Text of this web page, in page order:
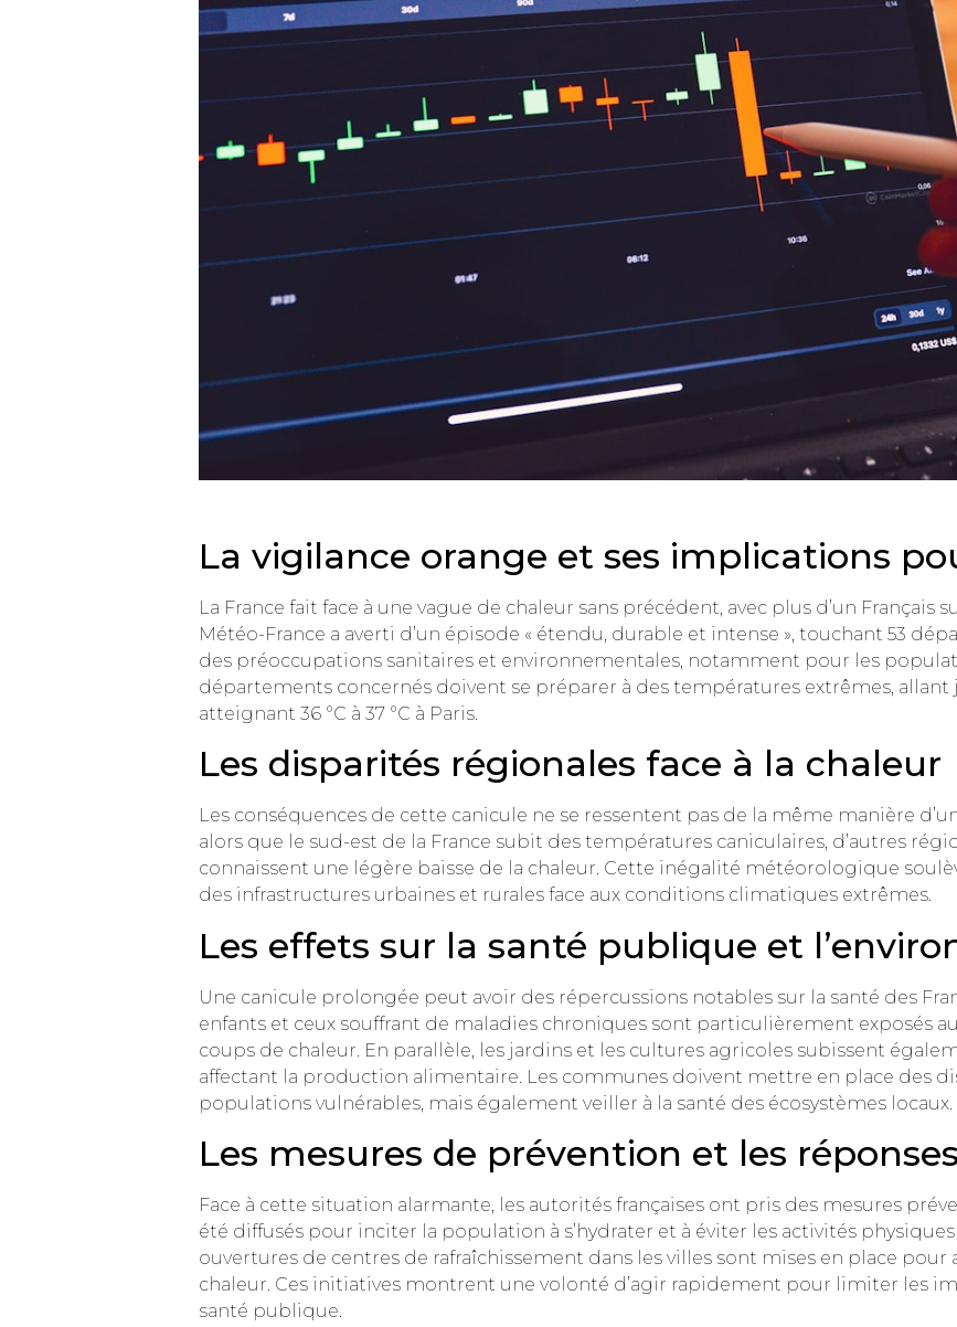
La vigilance orange et ses implications
La France fait face à une vague de chaleur sans précédent, avec plus d’un Français
Météo-France a averti d’un épisode « étendu, durable et intense », touchant 53
des préoccupations sanitaires et environnementales, notamment pour les
départements concernés doivent se préparer à des températures extrêmes, allant
atteignant 36 °C à 37 °C à Paris.
Les disparités régionales face à la chaleur
Les conséquences de cette canicule ne se ressentent pas de la même manière
alors que le sud-est de la France subit des températures caniculaires, d’autres
connaissent une légère baisse de la chaleur. Cette inégalité météorologique
des infrastructures urbaines et rurales face aux conditions climatiques extrêmes.
Les effets sur la santé publique et
Une canicule prolongée peut avoir des répercussions notables sur la santé des
enfants et ceux souffrant de maladies chroniques sont particulièrement exposés
coups de chaleur. En parallèle, les jardins et les cultures agricoles subissent
affectant la production alimentaire. Les communes doivent mettre en place des
populations vulnérables, mais également veiller à la santé des écosystèmes locaux.
Les mesures de prévention et les
Face à cette situation alarmante, les autorités françaises ont pris des mesures
été diffusés pour inciter la population à s’hydrater et à éviter les activités
ouvertures de centres de rafraîchissement dans les villes sont mises en place
chaleur. Ces initiatives montrent une volonté d’agir rapidement pour limiter les
santé publique.